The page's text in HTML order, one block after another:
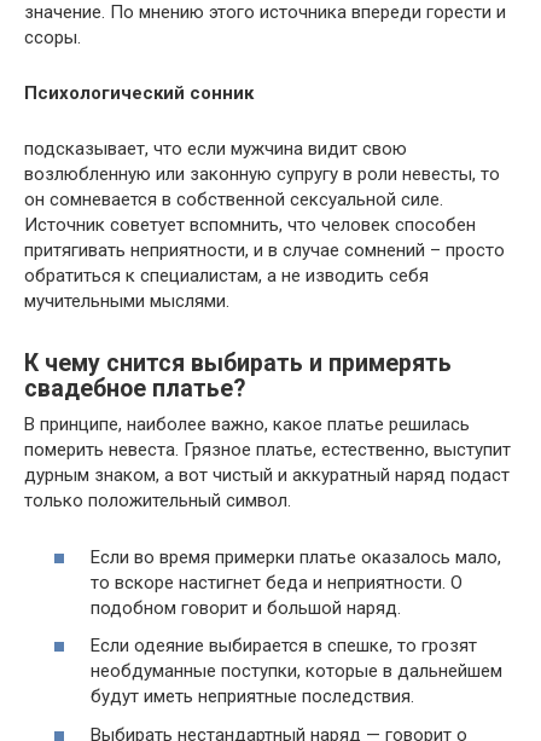
значение. По мнению этого источника впереди горести и
ссоры.
Психологический сонник
подсказывает, что если мужчина видит свою
возлюбленную или законную супругу в роли невесты, то
он сомневается в собственной сексуальной силе.
Источник советует вспомнить, что человек способен
притягивать неприятности, и в случае сомнений – просто
обратиться к специалистам, а не изводить себя
мучительными мыслями.
К чему снится выбирать и примерять
свадебное платье?
В принципе, наиболее важно, какое платье решилась
померить невеста. Грязное платье, естественно, выступит
дурным знаком, а вот чистый и аккуратный наряд подаст
только положительный символ.
Если во время примерки платье оказалось мало,
то вскоре настигнет беда и неприятности. О
подобном говорит и большой наряд.
Если одеяние выбирается в спешке, то грозят
необдуманные поступки, которые в дальнейшем
будут иметь неприятные последствия.
Выбирать нестандартный наряд — говорит о